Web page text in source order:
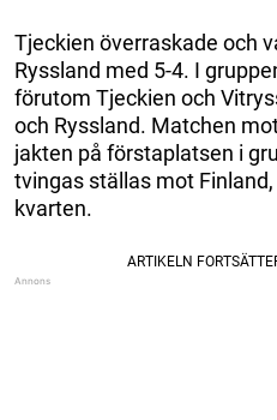
Tjeckien överraskade och
Ryssland med 5-4. I
förutom Tjeckien och
och Ryssland. Matchen
jakten på förstaplatsen i
tvingas ställas mot Finland,
kvarten.